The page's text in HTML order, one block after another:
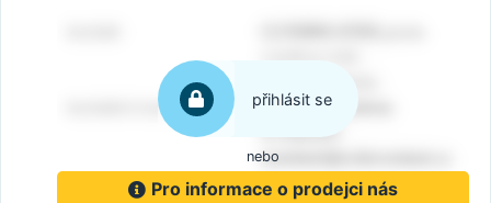
přihlásit se
nebo
Pro informace o prodejci nás